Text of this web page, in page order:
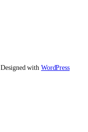
Designed with WordPress